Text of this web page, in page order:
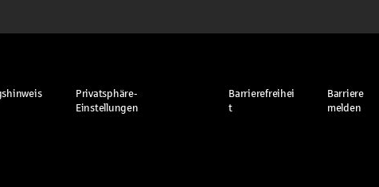
Privatsphäre-
Einstellungen
Barrierefreihei
t
Barriere
melden